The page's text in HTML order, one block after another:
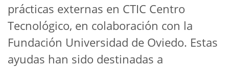
prácticas externas en CTIC Centro
Tecnológico, en colaboración con la
Fundación Universidad de Oviedo. Estas
ayudas han sido destinadas a